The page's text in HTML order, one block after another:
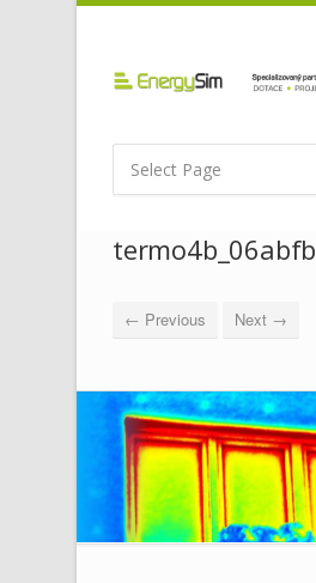
termo4b_06abfb
← Previous Next →